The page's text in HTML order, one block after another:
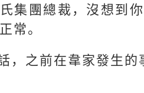
集團總裁，沒想到
常。
，之前在韋家發生的